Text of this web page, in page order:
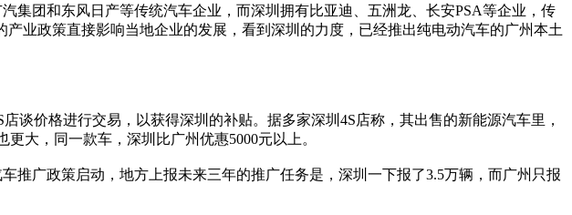
团和东风日产等传统汽车企业，而深圳拥有比亚迪、五洲龙、长安PSA等企业，传
业政策直接影响当地企业的发展，看到深圳的力度，已经推出纯电动汽车的广州本土
价格进行交易，以获得深圳的补贴。据多家深圳4S店称，其出售的新能源汽车里，
大，同一款车，深圳比广州优惠5000元以上。
广政策启动，地方上报未来三年的推广任务是，深圳一下报了3.5万辆，而广州只报